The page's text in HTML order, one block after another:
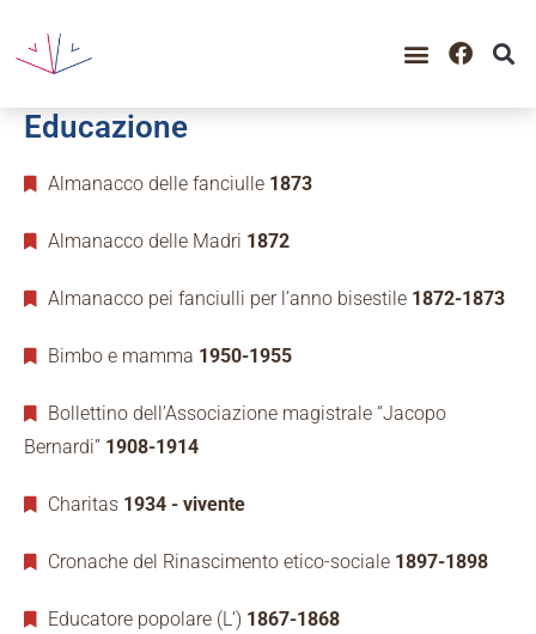
Educazione
Almanacco delle fanciulle 1873
Almanacco delle Madri 1872
Almanacco pei fanciulli per l’anno bisestile 1872-1873
Bimbo e mamma 1950-1955
Bollettino dell’Associazione magistrale “Jacopo
Bernardi” 1908-1914
Charitas 1934 - vivente
Cronache del Rinascimento etico-sociale 1897-1898
Educatore popolare (L’) 1867-1868